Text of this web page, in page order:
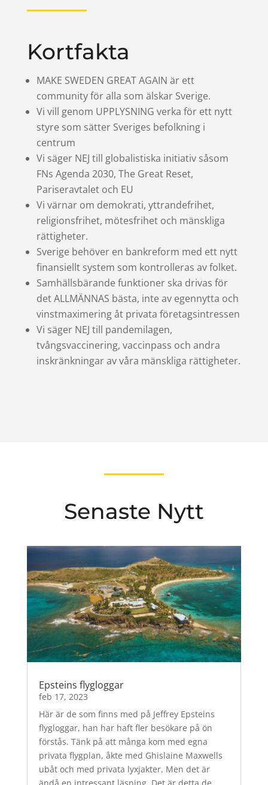
Kortfakta
MAKE SWEDEN GREAT AGAIN är ett
community för alla som älskar Sverige.
Vi vill genom UPPLYSNING verka för ett nytt
styre som sätter Sveriges befolkning i
centrum
Vi säger NEJ till globalistiska initiativ såsom
FNs Agenda 2030, The Great Reset,
Pariseravtalet och EU
Vi värnar om demokrati, yttrandefrihet,
religionsfrihet, mötesfrihet och mänskliga
rättigheter.
Sverige behöver en bankreform med ett nytt
finansiellt system som kontrolleras av folket.
Samhällsbärande funktioner ska drivas för
det ALLMÄNNAS bästa, inte av egennytta och
vinstmaximering åt privata företagsintressen
Vi säger NEJ till pandemilagen,
tvångsvaccinering, vaccinpass och andra
inskränkningar av våra mänskliga rättigheter.
Senaste Nytt
Epsteins flygloggar
feb 17, 2023
Här är de som finns med på Jeffrey Epsteins
flygloggar, han har haft fler besökare på ön
förstås. Tänk på att många kom med egna
privata flygplan, åkte med Ghislaine Maxwells
ubåt och med privata lyxjakter. Men det är